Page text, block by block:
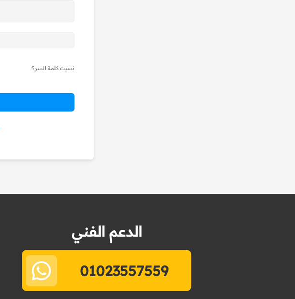
نسيت كلمة السر؟
الدعم الفني
01023557559